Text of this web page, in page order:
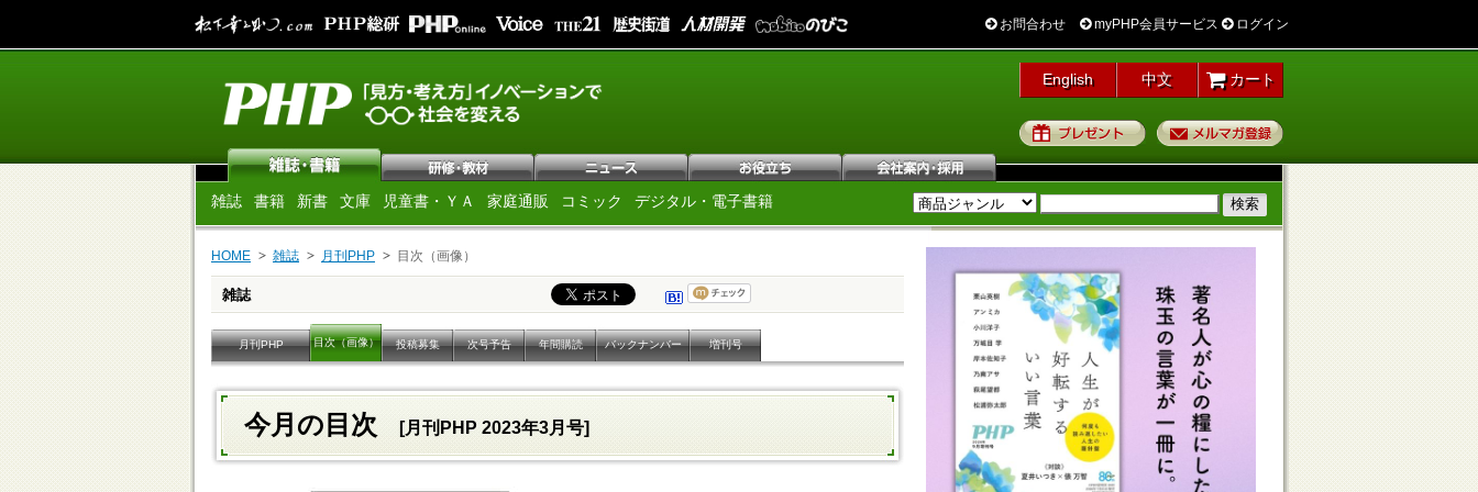
お問合わせ myPHP会員サービス ログイン
English 中文 カート
プレゼント
雑誌 書籍 新書 文庫 児童書・ＹＡ 家庭通販 コミック デジタル・電子書籍
HOME 雑誌 月刊PHP 目次（画像）
雑誌
月刊PHP 目次（画像） 投稿募集 次号予告 年間購読 バックナンバー 増刊号
今月の目次 [月刊PHP 2023年3月号]